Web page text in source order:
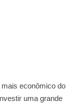
econômico do
uma grande